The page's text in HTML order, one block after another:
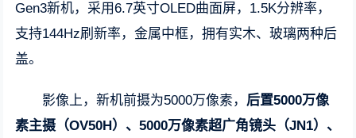
Gen3新机，采用6.7英寸OLED曲面屏，1.5K分辨率，
支持144Hz刷新率，金属中框，拥有实木、玻璃两种后
盖。
影像上，新机前摄为5000万像素， 后置5000万像
素主摄（OV50H）、5000万像素超广角镜头（JN1）、